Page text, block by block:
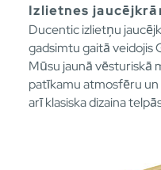
Izlietnes
Ducentic izlietņu
gadsimtu gaitā veidojis
Mūsu jaunā vēsturiskā
patīkamu atmosfēru
arī klasiska dizaina